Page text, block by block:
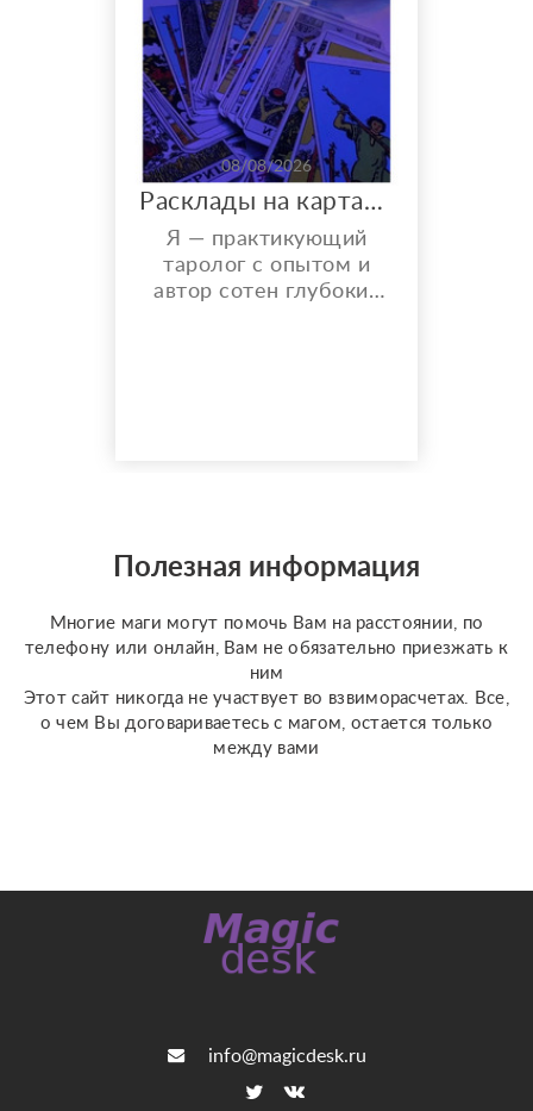
08/08/2026
Расклады на картах Таро. Таролог онлайн.
Я — практикующий
таролог с опытом и
автор сотен глубоких
конкретную задачу
(Классическое Таро
Таро ...
Полезная информация
Многие маги могут помочь Вам на расстоянии, по
телефону или онлайн, Вам не обязательно приезжать к
ним
Этот сайт никогда не участвует во взвиморасчетах. Все,
о чем Вы договариваетесь с магом, остается только
между вами
info@magicdesk.ru